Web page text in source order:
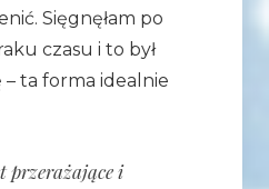
Sięgnęłam po
czasu i to był
– ta forma idealnie
przerażające i